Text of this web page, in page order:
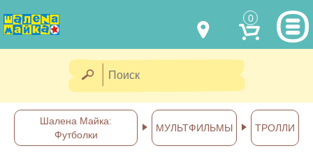
0
(067) 011 0404
shalena@mayka.dp.ua
НАШИ РАБОТЫ
КАК КУПИТЬ
Шалена Майка:
Футболки
МУЛЬТФИЛЬМЫ ТРОЛЛИ